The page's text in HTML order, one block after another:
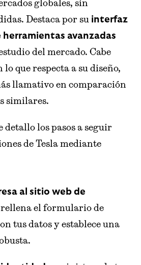
globales, sin
Destaca por su interfaz
avanzadas
del mercado. Cabe
que respecta a su diseño,
llamativo en comparación
similares.
los pasos a seguir
de Tesla mediante
al sitio web de
el formulario de
tus datos y establece una